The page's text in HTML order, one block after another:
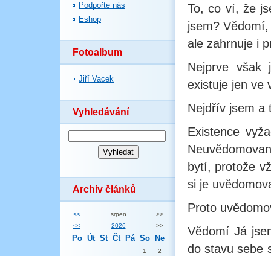
Podpořte nás
Eshop
Fotoalbum
Jiří Vacek
Vyhledávání
Archiv článků
<< srpen
>>
<<
2026 >>
Po Út St Čt Pá So Ne
1
2
To, co ví, že
jsem?
ale zahrnuje i
Nejprve však
existuje jen ve
Nejdřív jsem a
Existence
bytí, protože
si je
Proto
Vědomí Já
do stavu sebe